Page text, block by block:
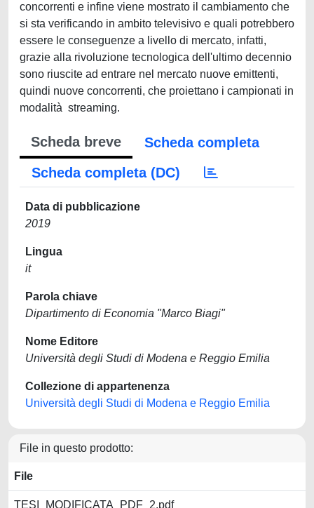
concorrenti e infine viene mostrato il cambiamento che
si sta verificando in ambito televisivo e quali potrebbero
essere le conseguenze a livello di mercato, infatti,
grazie alla rivoluzione tecnologica dell'ultimo decennio
sono riuscite ad entrare nel mercato nuove emittenti,
quindi nuove concorrenti, che proiettano i campionati in
modalità streaming.
Scheda breve
Scheda completa
Scheda completa (DC)
Data di pubblicazione
2019
Lingua
it
Parola chiave
Dipartimento di Economia "Marco Biagi"
Nome Editore
Università degli Studi di Modena e Reggio Emilia
Collezione di appartenenza
Università degli Studi di Modena e Reggio Emilia
File in questo prodotto:
File
TESI_MODIFICATA_PDF_2.pdf